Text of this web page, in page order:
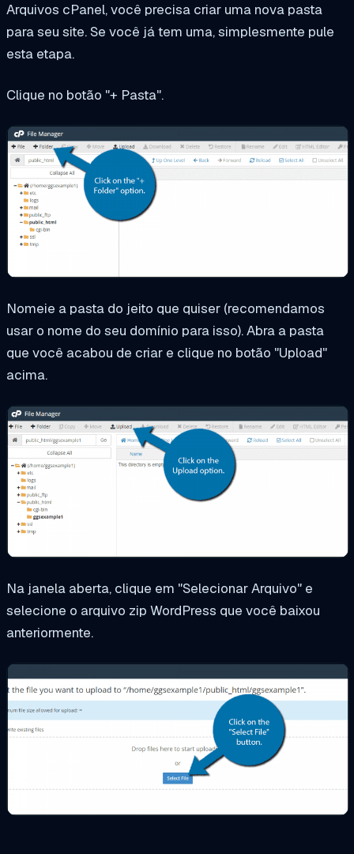
Arquivos cPanel, você precisa criar uma nova pasta
para seu site. Se você já tem uma, simplesmente pule
esta etapa.
Clique no botão "+ Pasta".
Nomeie a pasta do jeito que quiser (recomendamos
usar o nome do seu domínio para isso).Abra a pasta
que você acabou de criar e clique no botão "Upload"
acima.
Na janela aberta, clique em "Selecionar Arquivo" e
selecione o arquivo zip WordPress que você baixou
anteriormente.